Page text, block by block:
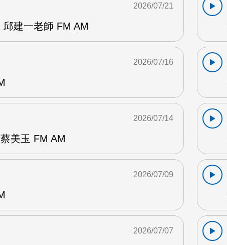
建一老師 FM AM
2026/07/21
2026/07/16
美玉 FM AM
2026/07/14
2026/07/09
2026/07/07